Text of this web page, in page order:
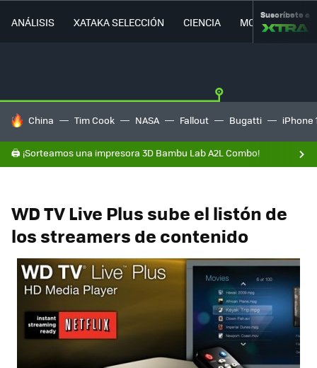
ANÁLISIS XATAKA SELECCIÓN CIENCIA MOVILIDAD
Suscríbete a
HOY SE HABLA DE
China Tim Cook NASA Fallout Bugatti iPhone
🖨️ ¡Sorteamos una impresora 3D Bambu Lab A2L Combo!
WD TV Live Plus sube el listón de
los streamers de contenido